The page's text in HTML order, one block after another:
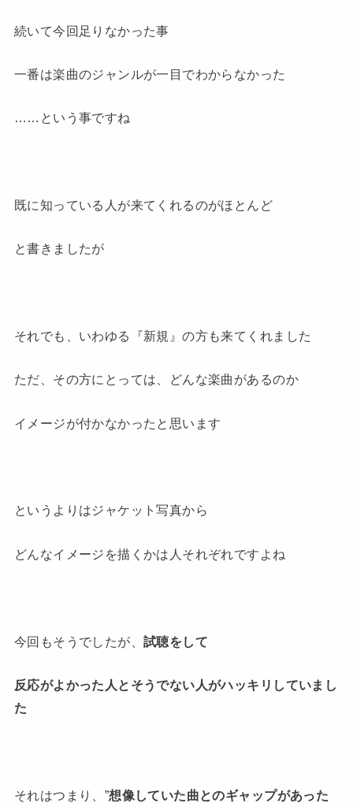
続いて今回足りなかった事
一番は楽曲のジャンルが一目でわからなかった
……という事ですね
既に知っている人が来てくれるのがほとんど
と書きましたが
それでも、いわゆる『新規』の方も来てくれました
ただ、その方にとっては、どんな楽曲があるのか
イメージが付かなかったと思います
というよりはジャケット写真から
どんなイメージを描くかは人それぞれですよね
今回もそうでしたが、試聴をして
反応がよかった人とそうでない人がハッキリしていまし
た
それはつまり、”想像していた曲とのギャップがあった